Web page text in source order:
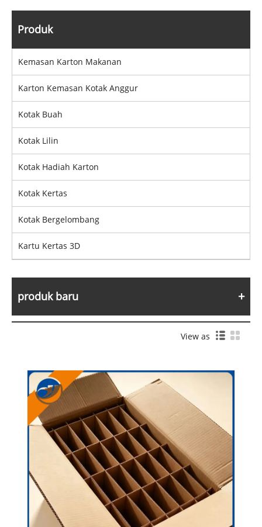
Produk
Kemasan Karton Makanan
Karton Kemasan Kotak Anggur
Kotak Buah
Kotak Lilin
Kotak Hadiah Karton
Kotak Kertas
Kotak Bergelombang
Kartu Kertas 3D
produk baru
View as